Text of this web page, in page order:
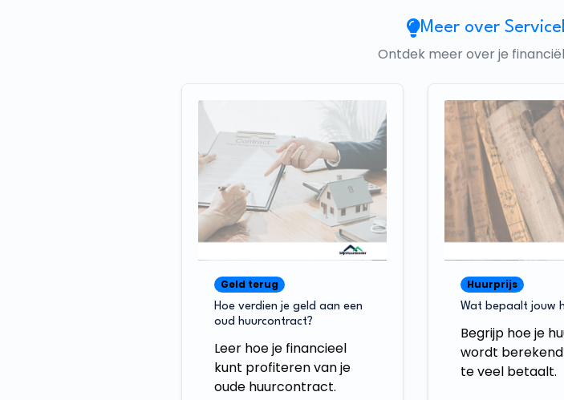
Meer over
Ontdek meer over je
Geld terug
Hoe verdien je geld aan een
oud huurcontract?
Leer hoe je financieel
kunt profiteren van je
oude huurcontract.
Huurprijs
Wat bepaalt jouw
Begrijp hoe je
wordt
te veel betaalt.